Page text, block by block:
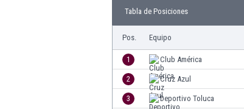
Tabla de Posiciones
Pos. Equipo
1 Club América
2 Cruz Azul
3 Deportivo Toluca